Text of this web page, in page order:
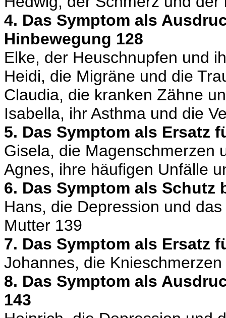
4. Das Symptom als
Hinbewegung 128
Elke, der Heuschnupfen und
Heidi, die Migräne und die
Claudia, die kranken Zähne
Isabella, ihr Asthma und die
5. Das Symptom als Ersatz
Gisela, die Magenschmerzen
Agnes, ihre häufigen Unfälle
6. Das Symptom als Schutz
Hans, die Depression und
Mutter 139
7. Das Symptom als Ersatz
Johannes, die
8. Das Symptom als
143